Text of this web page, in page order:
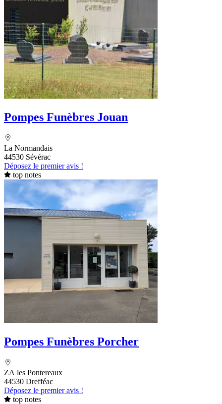
Pompes Funèbres Jouan
La Normandais
44530 Sévérac
Déposez le premier avis !
top notes
Pompes Funèbres Porcher
ZA les Pontereaux
44530 Drefféac
Déposez le premier avis !
top notes